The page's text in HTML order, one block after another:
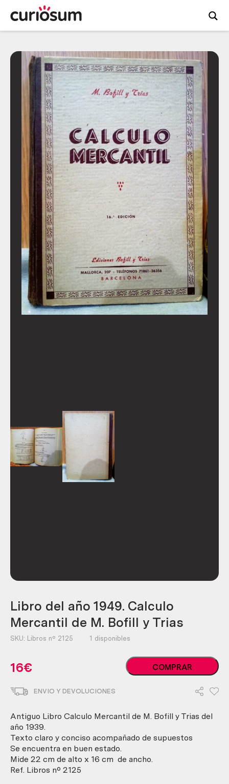
Libro del año 1949. Calculo
Mercantil de M. Bofill y Trias
SKU: Libros nº 2125 1 disponibles
16€
Libro
del
Mercantil
M.
y
COMPRAR
ENVIO Y DEVOLUCIONES
Antiguo Libro Calculo Mercantil de M. Bofill y Trias del
año 1939.
Texto claro y conciso acompañado de supuestos
Se encuentra en buen estado.
Mide 22 cm de alto x 16 cm de ancho.
Ref. Libros nº 2125